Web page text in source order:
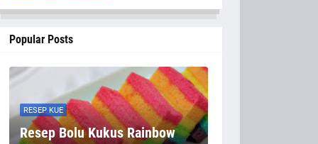
Popular Posts
RESEP KUE
Resep Bolu Kukus Rainbow